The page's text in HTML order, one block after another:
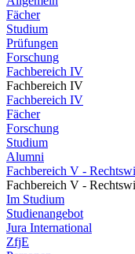
Fächer
Studium
Prüfungen
Forschung
Fachbereich IV
Fachbereich IV
Fachbereich IV
Fächer
Forschung
Studium
Alumni
Fachbereich V -
Fachbereich V -
Im Studium
Studienangebot
Jura International
ZfjE